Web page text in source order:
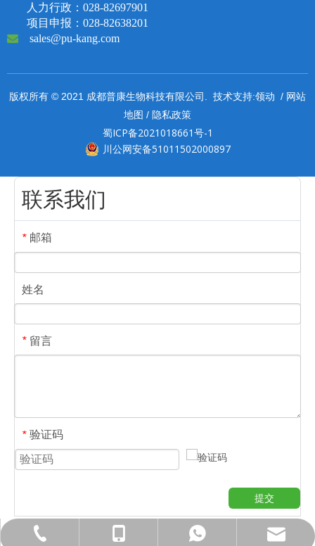
人力行政：028-82697901
项目申报：028-82638201
 sales@pu-kang.com
版权所有 © 2021 成都普康生物科技有限公司. 技术支持:领动 / 网站
地图 / 隐私政策
蜀ICP备2021018661号-1
川公网安备51011502000897
+ 86-28-82550498
+ 86-19102685862
+ 86-19102685862
sales@pu-kang.com
联系我们
* 邮箱
姓名
* 留言
* 验证码
提交